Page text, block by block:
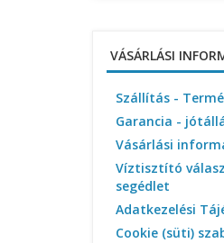
VÁSÁRLÁSI
Szállítás -
Garancia -
Vásárlási
Víztisztító
segédlet
Adatkezelési
Cookie (süti)